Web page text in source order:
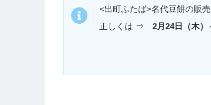
<出町ふたば>名代豆餅の販売
正しくは ⇒ 2月24日（木）